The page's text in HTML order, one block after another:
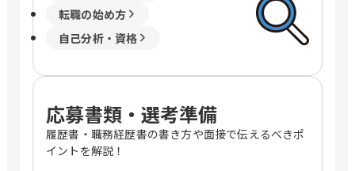
転職の始め方
自己分析・資格
応募書類・選考準備
履歴書・職務経歴書の書き方や面接で伝えるべきポ
イントを解説！